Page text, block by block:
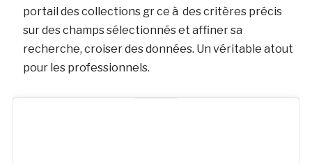
portail des collections gr ce à des critères précis
sur des champs sélectionnés et affiner sa
recherche, croiser des données. Un véritable atout
pour les professionnels.